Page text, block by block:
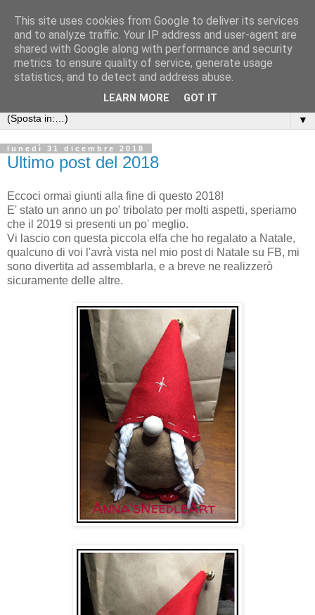
Anna's Needle Art
Quando l'incontro tra un ago ed un filo può creare una
piccola opera d'arte
▼
lunedì 31 dicembre 2018
Ultimo post del 2018
Eccoci ormai giunti alla fine di questo 2018!
E' stato un anno un po' tribolato per molti aspetti, speriamo
che il 2019 si presenti un po' meglio.
Vi lascio con questa piccola elfa che ho regalato a Natale,
qualcuno di voi l'avrà vista nel mio post di Natale su FB, mi
sono divertita ad assemblarla, e a breve ne realizzerò
sicuramente delle altre.
This site uses cookies from Google to deliver its services
and to analyze traffic. Your IP address and user-agent are
shared with Google along with performance and security
metrics to ensure quality of service, generate usage
statistics, and to detect and address abuse.
LEARN MORE GOT IT